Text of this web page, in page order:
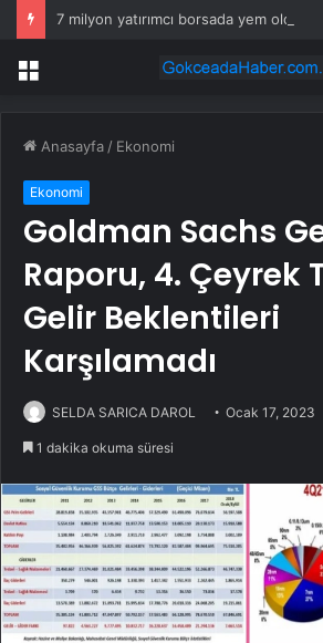
7 milyon yatırımcı borsada yem oldu
Menü
Anasayfa / Ekonomi
Ekonomi
Goldman Sachs
Raporu, 4. Çeyrek
Gelir Beklentileri
Karşılamadı
SELDA SARICA DAROL Ocak 17, 2023
1 dakika okuma süresi